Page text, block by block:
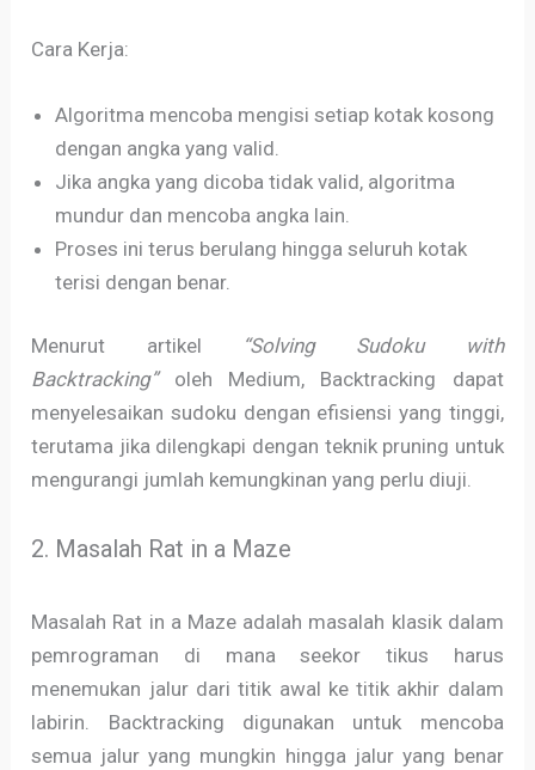
Cara Kerja:
Algoritma mencoba mengisi setiap kotak kosong
dengan angka yang valid.
Jika angka yang dicoba tidak valid, algoritma
mundur dan mencoba angka lain.
Proses ini terus berulang hingga seluruh kotak
terisi dengan benar.
Menurut artikel
“Solving Sudoku with
Backtracking”oleh Medium, Backtracking dapat
menyelesaikan sudoku dengan efisiensi yang tinggi,
terutama jika dilengkapi dengan teknik pruning untuk
mengurangi jumlah kemungkinan yang perlu diuji.
2. Masalah Rat in a Maze
Masalah Rat in a Maze adalah masalah klasik dalam
pemrograman di mana seekor tikus harus
menemukan jalur dari titik awal ke titik akhir dalam
labirin. Backtracking digunakan untuk mencoba
semua jalur yang mungkin hingga jalur yang benar